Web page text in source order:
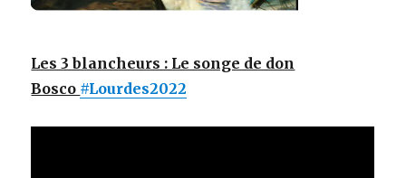
Les 3 blancheurs : Le songe de don
Bosco #Lourdes2022